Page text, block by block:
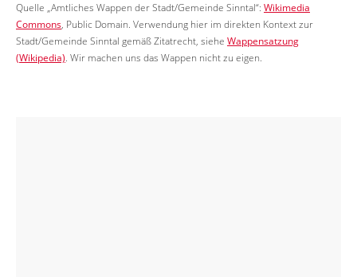
Quelle „Amtliches Wappen der Stadt/Gemeinde Sinntal“: Wikimedia
Commons, Public Domain. Verwendung hier im direkten Kontext zur
Stadt/Gemeinde Sinntal gemäß Zitatrecht, siehe Wappensatzung
(Wikipedia). Wir machen uns das Wappen nicht zu eigen.